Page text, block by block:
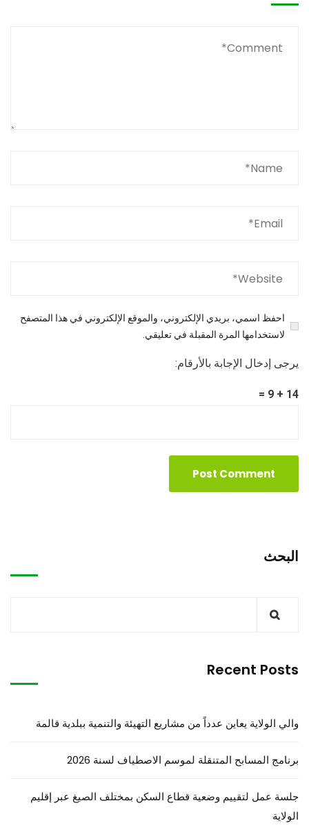
احفظ اسمي، بريدي الإلكتروني، والموقع الإلكتروني في هذا المتصفح
لاستخدامها المرة المقبلة في تعليقي.
يرجى إدخال الإجابة بالأرقام:
14 + 9 =
البحث
Recent Posts
والي الولاية يعاين عدداً من مشاريع التهيئة والتنمية ببلدية قالمة
برنامج المسابح المتنقلة لموسم الاصطياف لسنة 2026
جلسة عمل لتقييم وضعية قطاع السكن بمختلف الصيغ عبر إقليم
الولاية